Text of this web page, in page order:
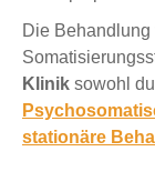
Die Behandlung
Klinik sowohl
stationäre